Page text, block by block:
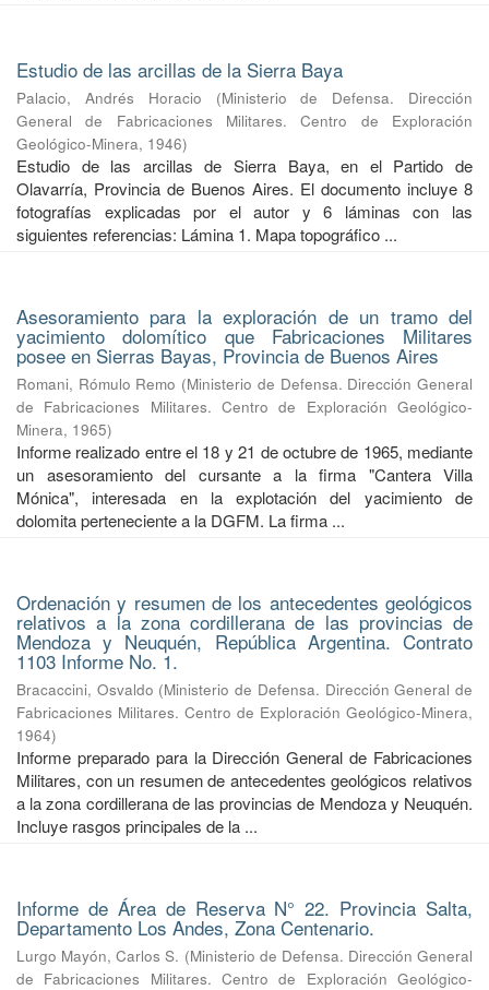
Estudio de las arcillas de la Sierra Baya
Palacio, Andrés Horacio (Ministerio de Defensa. Dirección
General de Fabricaciones Militares. Centro de Exploración
Geológico-Minera, 1946)
Estudio de las arcillas de Sierra Baya, en el Partido de
Olavarría, Provincia de Buenos Aires. El documento incluye 8
fotografías explicadas por el autor y 6 láminas con las
siguientes referencias: Lámina 1. Mapa topográfico ...
Asesoramiento para la exploración de un tramo del
yacimiento dolomítico que Fabricaciones Militares
posee en Sierras Bayas, Provincia de Buenos Aires
Romani, Rómulo Remo (Ministerio de Defensa. Dirección General
de Fabricaciones Militares. Centro de Exploración Geológico-
Minera, 1965)
Informe realizado entre el 18 y 21 de octubre de 1965, mediante
un asesoramiento del cursante a la firma "Cantera Villa
Mónica", interesada en la explotación del yacimiento de
dolomita perteneciente a la DGFM. La firma ...
Ordenación y resumen de los antecedentes geológicos
relativos a la zona cordillerana de las provincias de
Mendoza y Neuquén, República Argentina. Contrato
1103 Informe No. 1.
Bracaccini, Osvaldo (Ministerio de Defensa. Dirección General de
Fabricaciones Militares. Centro de Exploración Geológico-Minera,
1964)
Informe preparado para la Dirección General de Fabricaciones
Militares, con un resumen de antecedentes geológicos relativos
a la zona cordillerana de las provincias de Mendoza y Neuquén.
Incluye rasgos principales de la ...
Informe de Área de Reserva N° 22. Provincia Salta,
Departamento Los Andes, Zona Centenario.
Lurgo Mayón, Carlos S. (Ministerio de Defensa. Dirección General
de Fabricaciones Militares. Centro de Exploración Geológico-